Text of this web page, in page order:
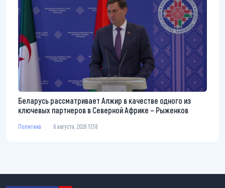
Беларусь рассматривает Алжир в качестве одного из
ключевых партнеров в Северной Африке – Рыженков
Политика 6 августа, 2026 17:38